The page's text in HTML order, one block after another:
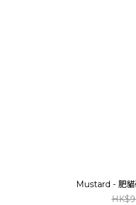
Mustard - 肥貓